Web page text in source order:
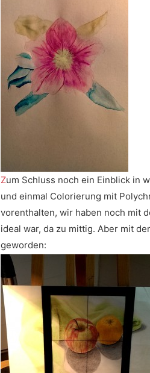
Zum Schluss noch ein Einblick in
und einmal Colorierung mit
vorenthalten, wir haben noch mit
ideal war, da zu mittig. Aber mit
geworden: